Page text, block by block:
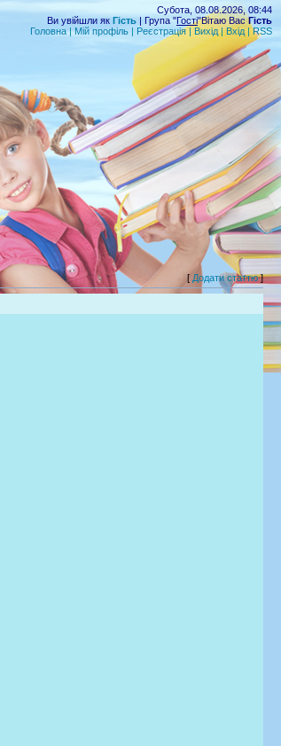
Субота, 08.08.2026, 08:44
Ви увійшли як Гість | Група "Гості"Вітаю ВасГість
Головна|Мій профіль | Реєстрація| Вихід|Вхід |RSS
[ Додати статтю]